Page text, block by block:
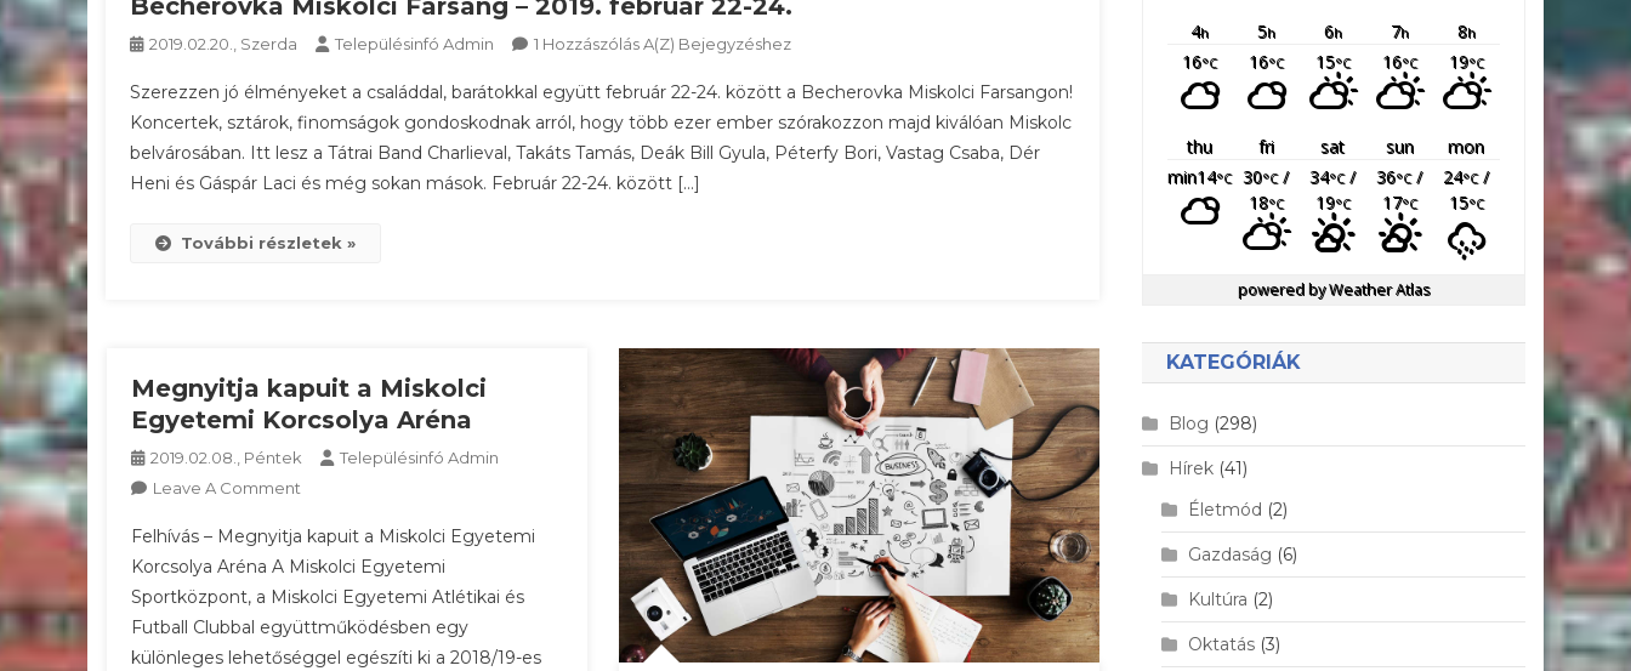
Becherovka Miskolci Farsang – 2019. február 22-24.
2019.02.20., Szerda Településinfó Admin 1 Hozzászólás A(z) Becherovka
Farsang
–
2019.
Február
Bejegyzéshez
Szerezzen jó élményeket a családdal, barátokkal együtt február 22-24. között a Becherovka Miskolci Farsangon!
Koncertek, sztárok, finomságok gondoskodnak arról, hogy több ezer ember szórakozzon majd kiválóan Miskolc
belvárosában. Itt lesz a Tátrai Band Charlieval, Takáts Tamás, Deák Bill Gyula, Péterfy Bori, Vastag Csaba, Dér
Heni és Gáspár Laci és még sokan mások. Február 22-24. között […]
További részletek »
Megnyitja kapuit a Miskolci
Egyetemi Korcsolya Aréna
2019.02.08., Péntek
Településinfó Admin
Leave A CommentOn
Kapuit
A
Miskolci
Egyetemi
Korcsolya
Felhívás – Megnyitja kapuit a Miskolci Egyetemi
Korcsolya Aréna A Miskolci Egyetemi
Sportközpont, a Miskolci Egyetemi Atlétikai és
Futball Clubbal együttműködésben egy
különleges lehetőséggel egészíti ki a 2018/19-es
4h 5h 6h 7h 8h
16°C 16°C 15°C 16°C 19°C
thu fri sat sun
mon
min14°C 30°C/
18°C
34°C/
19°C
36°C/
17°C
24°C/
15°C
powered byWeather Atlas
KATEGÓRIÁK
Blog (298)
Hírek (41)
Életmód (2)
Gazdaság (6)
Kultúra (2)
Oktatás (3)